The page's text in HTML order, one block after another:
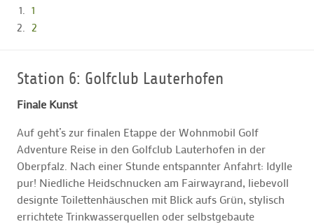
1
2
Station 6: Golfclub Lauterhofen
Finale Kunst
Auf geht’s zur finalen Etappe der Wohnmobil Golf
Adventure Reise in den Golfclub Lauterhofen in der
Oberpfalz. Nach einer Stunde entspannter Anfahrt: Idylle
pur! Niedliche Heidschnucken am Fairwayrand, liebevoll
designte Toilettenhäuschen mit Blick aufs Grün, stylisch
errichtete Trinkwasserquellen oder selbstgebaute